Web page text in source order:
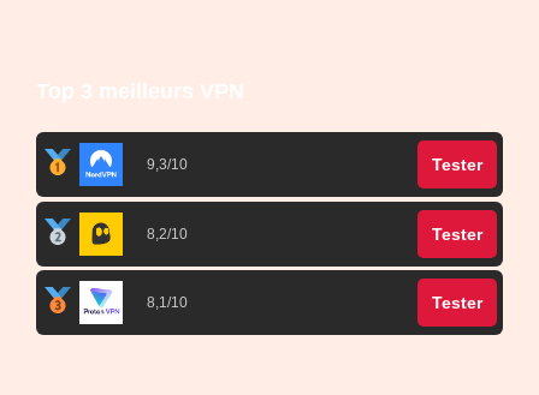
Top 3 meilleurs VPN
9,3/10 Tester
8,2/10 Tester
8,1/10 Tester